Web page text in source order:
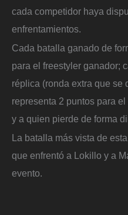
cada competidor haya
enfrentamientos.
Cada batalla ganado de
para el freestyler ganador;
réplica (ronda extra que se
representa 2 puntos para
y a quien pierde de forma
La batalla más vista de
que enfrentó a Lokillo y a
evento.